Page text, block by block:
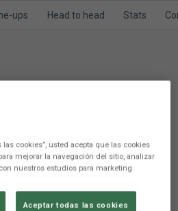
ups Head to head Stats
cookies”, usted acepta que las cookies
mejorar la navegación del sitio, analizar
nuestros estudios para marketing.
Aceptar todas las cookies